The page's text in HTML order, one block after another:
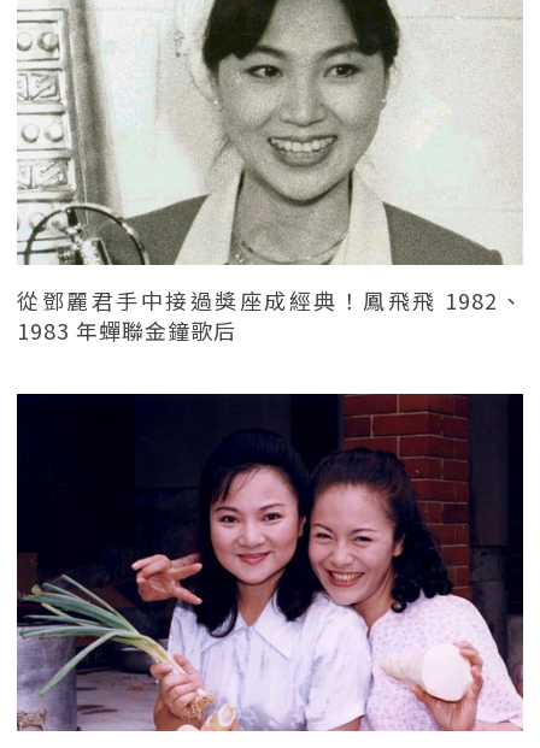
從鄧麗君手中接過獎座成經典！鳳飛飛 1982、
1983 年蟬聯金鐘歌后